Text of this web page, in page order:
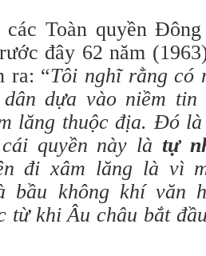
Toàn quyền
đây 62 năm
ra: “Tôi nghĩ rằng có
dựa vào niềm tin
lăng thuộc địa. Đó
quyền này là tự
đi xâm lăng là vì
bầu không khí văn
từ khi Âu châu bắt